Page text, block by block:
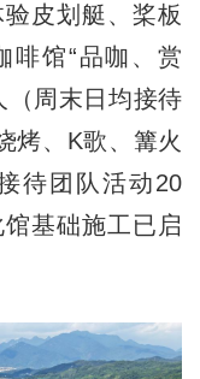
皮划艇、桨板
啡馆“品咖、赏
（周末日均接待
烤、K歌、篝火
待团队活动20
基础施工已启